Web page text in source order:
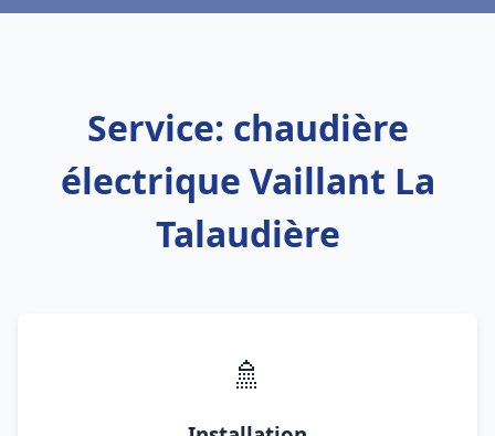
Service: chaudière
électrique Vaillant La
Talaudière
🚿